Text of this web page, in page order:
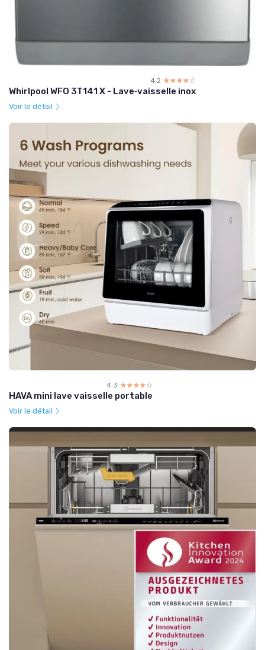
4.2 ☆☆☆☆☆
★★★★★
Whirlpool WFO 3T141 X - Lave‑vaisselle inox
Voir le détail
4.3 ☆☆☆☆☆
★★★★★
HAVA mini lave vaisselle portable
Voir le détail